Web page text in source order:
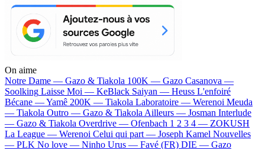
On aime
Notre Dame — Gazo & Tiakola 100K — Gazo Casanova —
Soolking Laisse Moi — KeBlack Saiyan — Heuss L'enfoiré
Bécane —Yamê 200K — Tiakola Laboratoire — Werenoi Meuda
— Tiakola Outro — Gazo & Tiakola Ailleurs — Josman Interlude
— Gazo & Tiakola Overdrive — Ofenbach 1 2 3 4 — ZOKUSH
La League — Werenoi Celui qui part — Joseph Kamel Nouvelles
— PLK No love — Ninho Urus — Favé (FR) DIE — Gazo